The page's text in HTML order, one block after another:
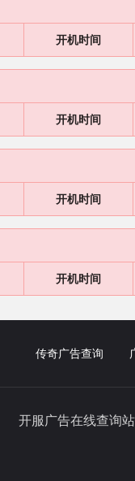
开机时间
开机时间
开机时间
开机时间
传奇广告查询
开服广告在线查